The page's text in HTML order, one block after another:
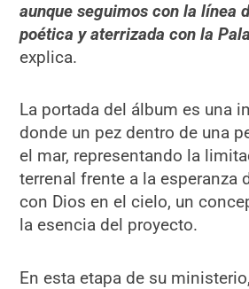
aunque seguimos con la línea
poética y aterrizada con la
explica.
La portada del álbum es una
donde un pez dentro de una
el mar, representando la
terrenal frente a la esperanza
con Dios en el cielo, un
la esencia del proyecto.
En esta etapa de su ministerio,